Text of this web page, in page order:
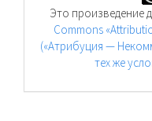
Это произведение
Commons
(«Атрибуция —
тех же